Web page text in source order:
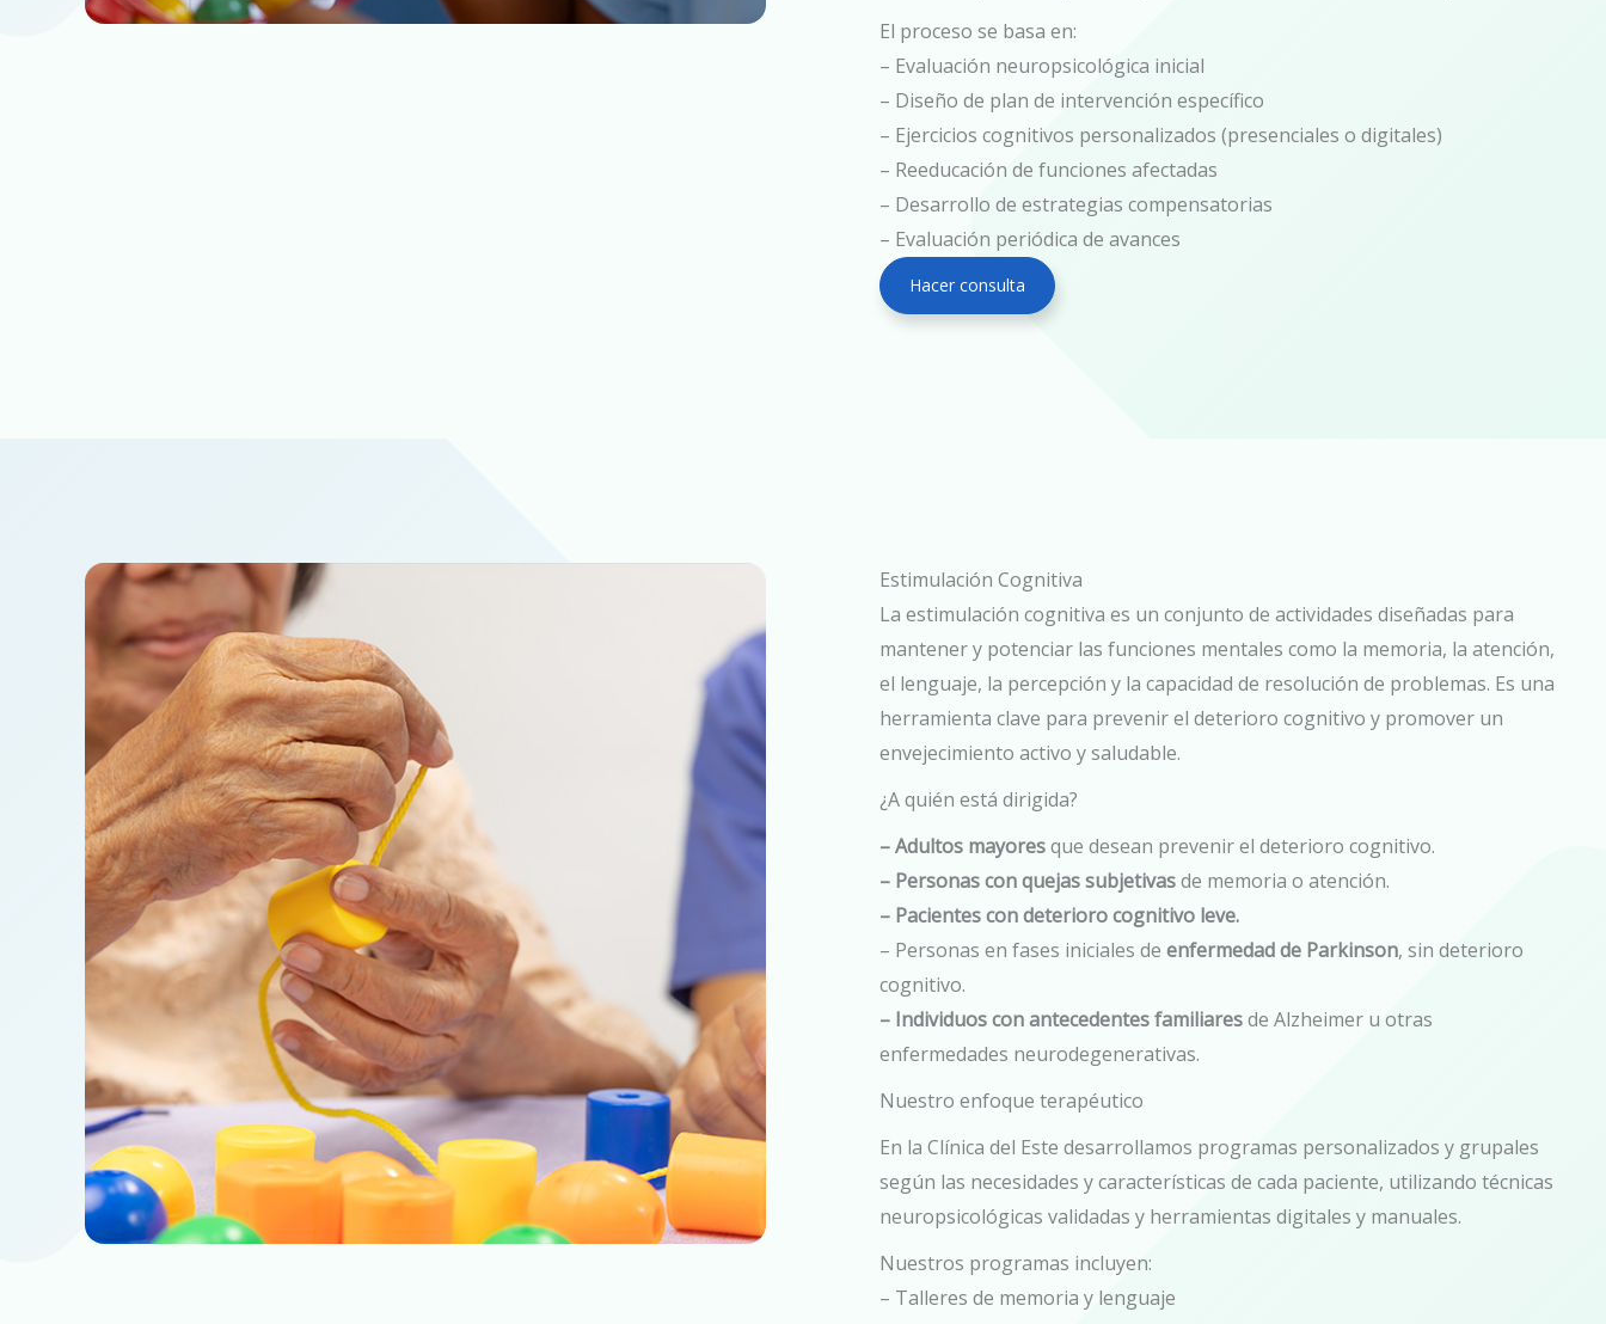
El proceso se basa en:
– Evaluación neuropsicológica inicial
– Diseño de plan de intervención específico
– Ejercicios cognitivos personalizados (presenciales o digitales)
– Reeducación de funciones afectadas
– Desarrollo de estrategias compensatorias
– Evaluación periódica de avances
Hacer consulta
Estimulación Cognitiva
La estimulación cognitiva es un conjunto de actividades diseñadas para
mantener y potenciar las funciones mentales como la memoria, la atención,
el lenguaje, la percepción y la capacidad de resolución de problemas. Es una
herramienta clave para prevenir el deterioro cognitivo y promover un
envejecimiento activo y saludable.
¿A quién está dirigida?
– Adultos mayoresque desean prevenir el deterioro cognitivo.
– Personas con quejas subjetivasde memoria o atención.
– Pacientes con deterioro cognitivo leve.
– Personas en fases iniciales de enfermedad de Parkinson, sin deterioro
cognitivo.
– Individuos con antecedentes familiaresde Alzheimer u otras
enfermedades neurodegenerativas.
Nuestro enfoque terapéutico
En la Clínica del Este desarrollamos programas personalizados y grupales
según las necesidades y características de cada paciente, utilizando técnicas
neuropsicológicas validadas y herramientas digitales y manuales.
Nuestros programas incluyen:
– Talleres de memoria y lenguaje